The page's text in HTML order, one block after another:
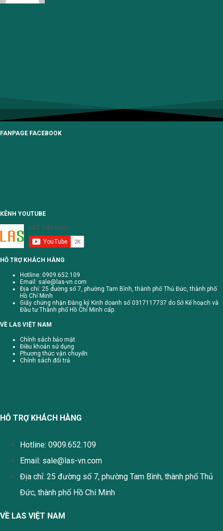
FANPAGE FACEBOOK
KÊNH YOUTUBE
HỖ TRỢ KHÁCH HÀNG
Hotline: 0909.652.109
Email: sale@las-vn.com
Địa chỉ: 25 đường số 7, phường Tam Bình, thành phố Thủ Đức, thành phố
Hồ Chí Minh
Giấy chứng nhận Đăng ký Kinh doanh số 0317117737 do Sở Kế hoạch và
Đầu tư Thành phố Hồ Chí Minh cấp.
VỀ LAS VIỆT NAM
Chính sách bảo mật
Điều khoản sử dụng
Phương thức vận chuyển
Chính sách đổi trả
HỖ TRỢ KHÁCH HÀNG
Hotline: 0909.652.109
Email: sale@las-vn.com
Địa chỉ: 25 đường số 7, phường Tam Bình, thành phố Thủ
Đức, thành phố Hồ Chí Minh
VỀ LAS VIỆT NAM